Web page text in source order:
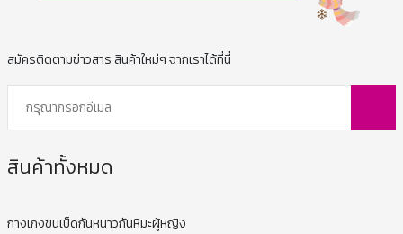
สมัครติดตามข่าวสาร สินค้าใหม่ๆ จากเราได้ที่นี่
สินค้าทั้งหมด
กางเกงขนเป็ดกันหนาวกันหิมะผู้หญิง